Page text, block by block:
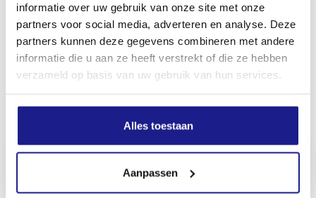
informatie over uw gebruik van onze site met onze
partners voor social media, adverteren en analyse. Deze
partners kunnen deze gegevens combineren met andere
informatie die u aan ze heeft verstrekt of die ze hebben
verzameld op basis van uw gebruik van hun services.
Alles toestaan
Aanpassen
1
MECHANISATIE FRANEKER